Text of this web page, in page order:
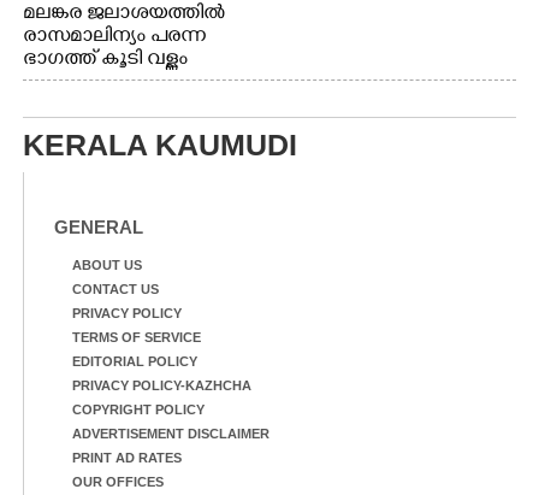
മലങ്കര ജലാശയത്തിൽ
രാസമാലിന്യം പരന്ന
ഭാഗത്ത് കൂടി വള്ളം
തുഴഞ്ഞു പോകുന്ന
KERALA KAUMUDI
GENERAL
ABOUT US
CONTACT US
PRIVACY POLICY
TERMS OF SERVICE
EDITORIAL POLICY
PRIVACY POLICY-KAZHCHA
COPYRIGHT POLICY
ADVERTISEMENT DISCLAIMER
PRINT AD RATES
OUR OFFICES